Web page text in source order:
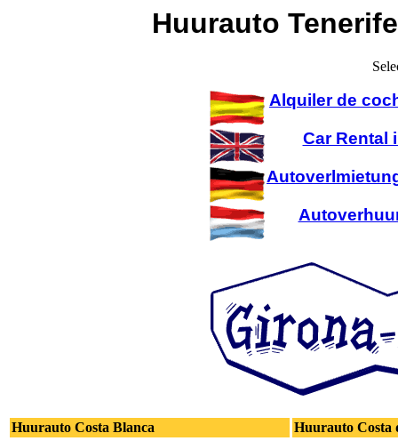
Huurauto
Alquiler de
Car Rental
Huurauto Costa Blanca Huurauto Costa